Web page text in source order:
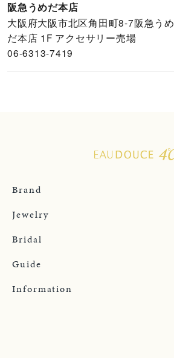
阪急うめだ本店
大阪府大阪市北区角田町8-7阪急うめ
だ本店 1F アクセサリー売場
06-6313-7419
Brand
Jewelry
Bridal
Guide
Information